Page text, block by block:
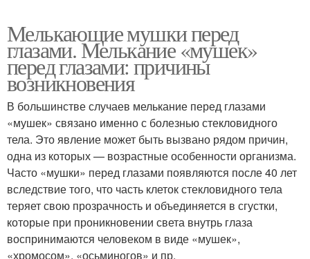
Мелькающие мушки перед
глазами. Мелькание «мушек»
перед глазами: причины
возникновения
В большинстве случаев мелькание перед глазами
«мушек» связано именно с болезнью стекловидного
тела. Это явление может быть вызвано рядом причин,
одна из которых — возрастные особенности организма.
Часто «мушки» перед глазами появляются после 40 лет
вследствие того, что часть клеток стекловидного тела
теряет свою прозрачность и объединяется в сгустки,
которые при проникновении света внутрь глаза
воспринимаются человеком в виде «мушек»,
«хромосом», «осьминогов» и пр.